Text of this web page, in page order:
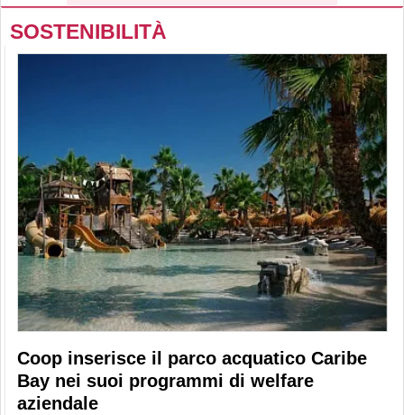
SOSTENIBILITÀ
Coop inserisce il parco acquatico Caribe
Bay nei suoi programmi di welfare
aziendale